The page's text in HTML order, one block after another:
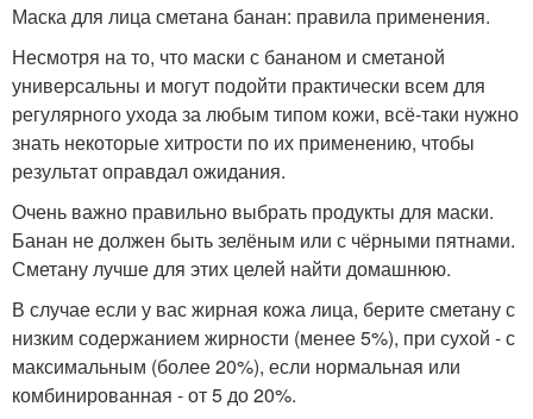
Маска для лица сметана банан: правила применения.
Несмотря на то, что маски с бананом и сметаной
универсальны и могут подойти практически всем для
регулярного ухода за любым типом кожи, всё-таки нужно
знать некоторые хитрости по их применению, чтобы
результат оправдал ожидания.
Очень важно правильно выбрать продукты для маски.
Банан не должен быть зелёным или с чёрными пятнами.
Сметану лучше для этих целей найти домашнюю.
В случае если у вас жирная кожа лица, берите сметану с
низким содержанием жирности (менее 5%), при сухой - с
максимальным (более 20%), если нормальная или
комбинированная - от 5 до 20%.